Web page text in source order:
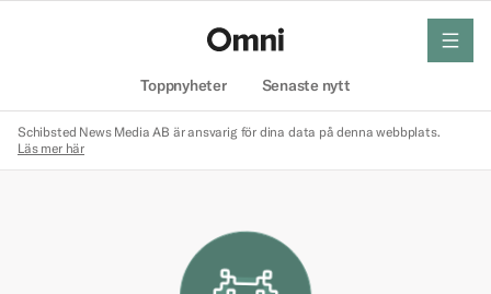
Toppnyheter Senaste nytt
meny
Schibsted News Media AB är ansvarig för dina data på denna webbplats.
Läs mer här